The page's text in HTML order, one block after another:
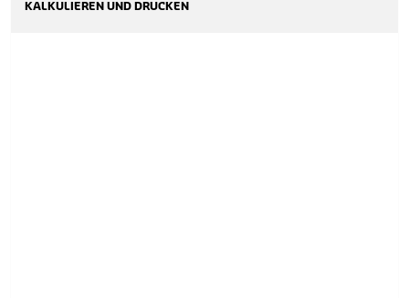
KALKULIEREN UND DRUCKEN